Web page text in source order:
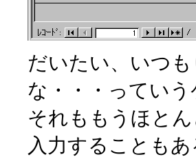
だいたい、いつ
な・・・ってい
それももうほと
入力することもあ